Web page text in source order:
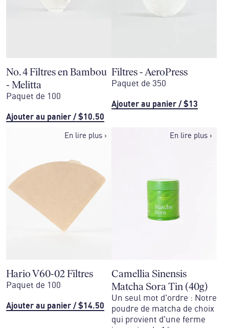
No. 4 Filtres en Bambou
- Melitta
Paquet de 100
Ajouter au panier / $10.50
Filtres - AeroPress
Paquet de 350
Ajouter au panier / $13
En lire plus ›
Hario V60-02 Filtres
Paquet de 100
Ajouter au panier / $14.50
En lire plus ›
Camellia Sinensis
Matcha Sora Tin (40g)
Un seul mot d'ordre : Notre
poudre de matcha de choix
qui provient d'une ferme